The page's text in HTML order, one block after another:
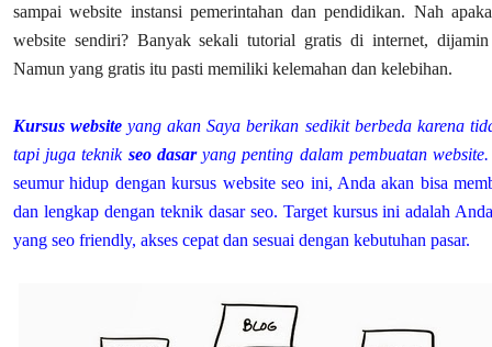
sampai website instansi pemerintahan dan pendidikan. Nah
website sendiri? Banyak sekali tutorial gratis di internet,
Namun yang gratis itu pasti memiliki kelemahan dan kelebihan.
Kursus website yang akan Saya berikan sedikit berbeda karena
tapi juga teknik seodasaryang penting dalam pembuatan website.
seumur hidup dengan kursus website seo ini, Anda akan bisa
dan lengkap dengan teknik dasar seo. Target kursus ini adalah
yang seo friendly, akses cepat dan sesuai dengan kebutuhan pasar.